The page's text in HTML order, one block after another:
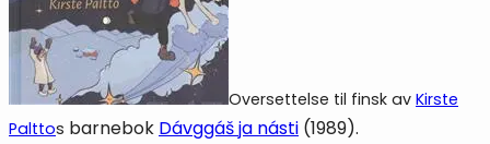
Oversettelse til finsk av Kirste
Palttos barnebok Dávggáš ja násti (1989).